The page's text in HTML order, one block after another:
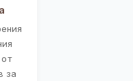
за